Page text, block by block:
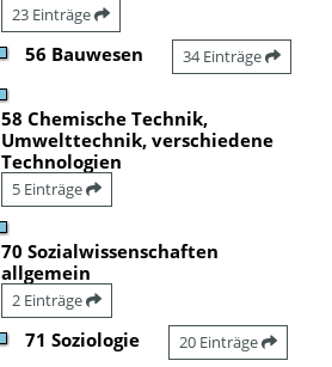
23 Einträge
56 Bauwesen 34 Einträge
58 Chemische Technik,
Umwelttechnik, verschiedene
Technologien
5 Einträge
70 Sozialwissenschaften
allgemein
2 Einträge
71 Soziologie 20 Einträge